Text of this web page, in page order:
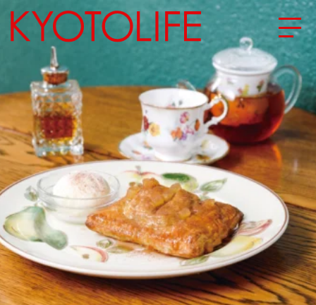
エリアから探す
地図から探す
カテゴリーから探す
SPECIAL
NEW OPEN
SERIES